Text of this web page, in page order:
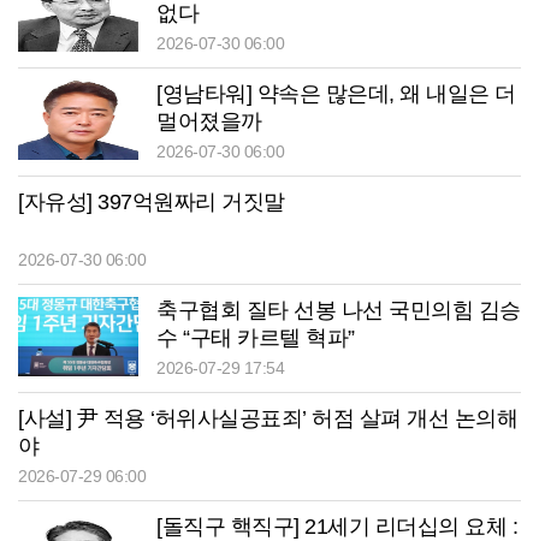
없다
2026-07-30 06:00
[영남타워] 약속은 많은데, 왜 내일은 더
멀어졌을까
2026-07-30 06:00
[자유성] 397억원짜리 거짓말
2026-07-30 06:00
축구협회 질타 선봉 나선 국민의힘 김승
수 “구태 카르텔 혁파”
2026-07-29 17:54
[사설] 尹 적용 ‘허위사실공표죄’ 허점 살펴 개선 논의해
야
2026-07-29 06:00
[돌직구 핵직구] 21세기 리더십의 요체 :